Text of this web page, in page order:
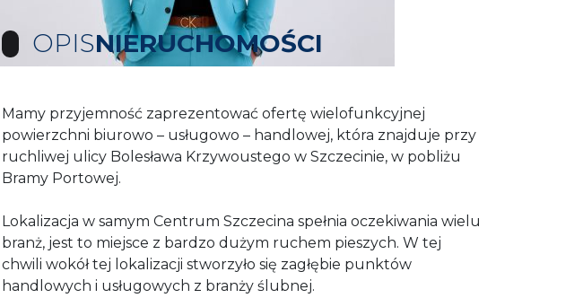
OPISNIERUCHOMOŚCI
Mamy przyjemność zaprezentować ofertę wielofunkcyjnej
powierzchni biurowo – usługowo – handlowej, która znajduje przy
ruchliwej ulicy Bolesława Krzywoustego w Szczecinie, w pobliżu
Bramy Portowej.
Lokalizacja w samym Centrum Szczecina spełnia oczekiwania wielu
branż, jest to miejsce z bardzo dużym ruchem pieszych. W tej
chwili wokół tej lokalizacji stworzyło się zagłębie punktów
handlowych i usługowych z branży ślubnej.